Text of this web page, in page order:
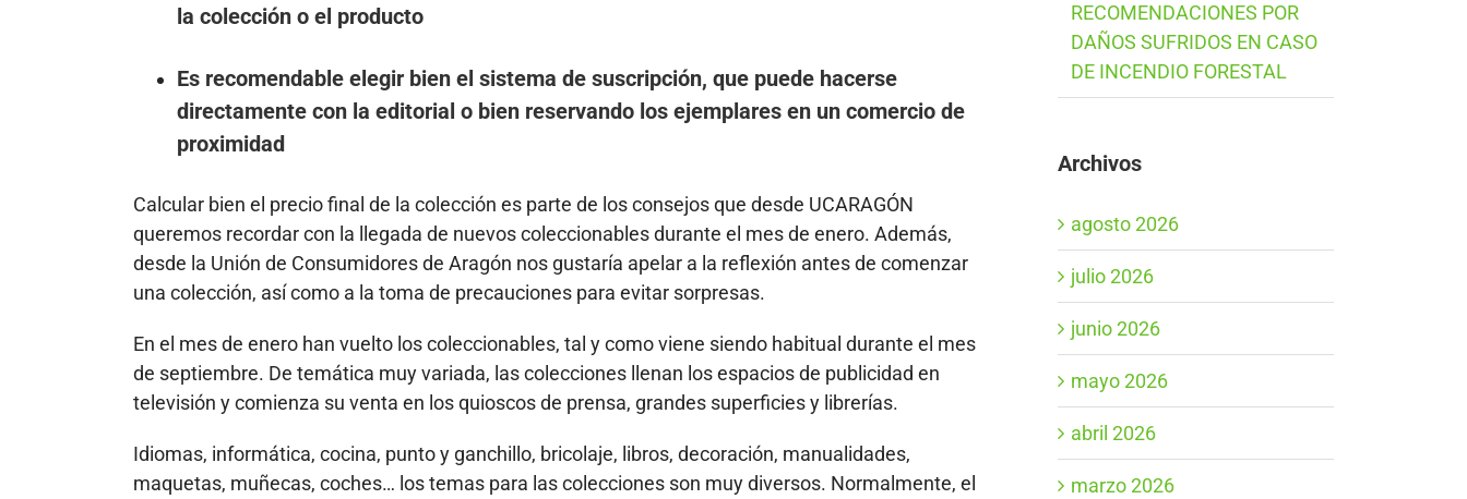
la colección o el producto
Es recomendable elegir bien el sistema de suscripción, que puede hacerse
directamente con la editorial o bien reservando los ejemplares en un comercio de
proximidad
Calcular bien el precio final de la colección es parte de los consejos que desde UCARAGÓN
queremos recordar con la llegada de nuevos coleccionables durante el mes de enero. Además,
desde la Unión de Consumidores de Aragón nos gustaría apelar a la reflexión antes de comenzar
una colección, así como a la toma de precauciones para evitar sorpresas.
En el mes de enero han vuelto los coleccionables, tal y como viene siendo habitual durante el mes
de septiembre. De temática muy variada, las colecciones llenan los espacios de publicidad en
televisión y comienza su venta en los quioscos de prensa, grandes superficies y librerías.
Idiomas, informática, cocina, punto y ganchillo, bricolaje, libros, decoración, manualidades,
maquetas, muñecas, coches… los temas para las colecciones son muy diversos. Normalmente, el
RECOMENDACIONES POR
DAÑOS SUFRIDOS EN CASO
DE INCENDIO FORESTAL
Archivos
agosto 2026
julio 2026
junio 2026
mayo 2026
abril 2026
marzo 2026